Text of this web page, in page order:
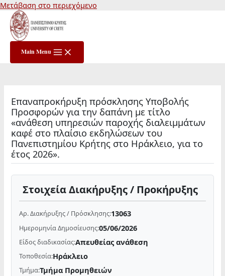
Μετάβαση στο περιεχόμενο
Main Menu
Επαναπροκήρυξη πρόσκλησης Υποβολής
Προσφορών για την δαπάνη με τίτλο
«ανάθεση υπηρεσιών παροχής διαλειμμάτων
καφέ στο πλαίσιο εκδηλώσεων του
Πανεπιστημίου Κρήτης στο Ηράκλειο, για το
έτος 2026».
Στοιχεία Διακήρυξης / Προκήρυξης
Αρ. Διακήρυξης / Πρόσκλησης:13063
Ημερομηνία Δημοσίευσης:05/06/2026
Είδος διαδικασίας:Απευθείας ανάθεση
Τοποθεσία:Ηράκλειο
Τμήμα:Τμήμα Προμηθειών